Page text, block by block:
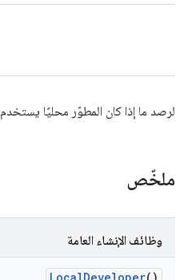
لرصد ما إذا كان المطوّر محليًا يستخدم Tradefed وعرض ذلك
ملخّص
وظائف الإنشاء العامة